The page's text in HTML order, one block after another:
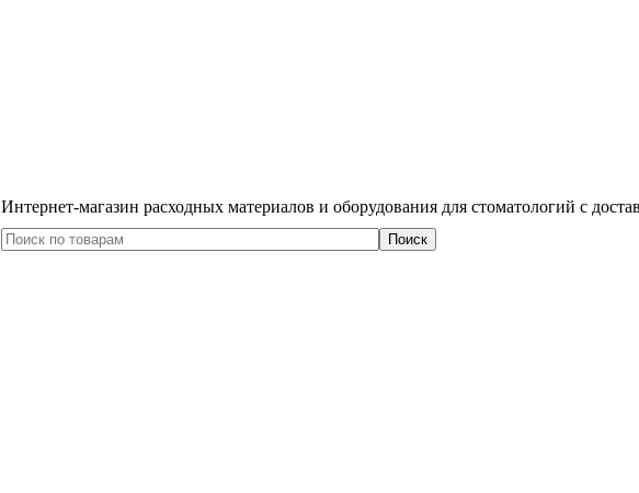
Интернет-магазин расходных материалов и оборудования для стоматологий с